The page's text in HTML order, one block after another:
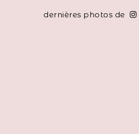
dernières photos de